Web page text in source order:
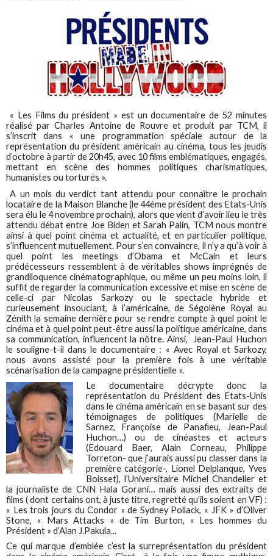
« Les Films du président » est un documentaire de 52 minutes
réalisé par Charles Antoine de Rouvre et produit par TCM, il
s’inscrit dans « une programmation spéciale autour de la
représentation du président américain au cinéma, tous les jeudis
d’octobre à partir de 20h45, avec 10 films emblématiques, engagés,
mettant en scène des hommes politiques charismatiques,
humanistes ou torturés ».
A un mois du verdict tant attendu pour connaître le prochain
locataire de la Maison Blanche (le 44ème président des Etats-Unis
sera élu le 4 novembre prochain), alors que vient d’avoir lieu le très
attendu débat entre Joe Biden et Sarah Palin, TCM nous montre
ainsi à quel point cinéma et actualité, et en particulier politique,
s’influencent mutuellement. Pour s’en convaincre, il n’y a qu’à voir à
quel point les meetings d’Obama et McCain et leurs
prédécesseurs ressemblent à de véritables shows imprégnés de
grandiloquence cinématographique, ou même un peu moins loin, il
suffit de regarder la communication excessive et mise en scène de
celle-ci par Nicolas Sarkozy ou le spectacle hybride et
curieusement insouciant, à l’américaine, de Ségolène Royal au
Zénith la semaine dernière pour se rendre compte à quel point le
cinéma et à quel point peut-être aussi la politique américaine, dans
sa communication, influencent la nôtre. Ainsi, Jean-Paul Huchon
le souligne-t-il dans le documentaire : « Avec Royal et Sarkozy,
nous avons assisté pour la première fois à une véritable
scénarisation de la campagne présidentielle ».
Le documentaire décrypte donc la
représentation du Président des Etats-Unis
dans le cinéma américain en se basant sur des
témoignages de politiques (Marielle de
Sarnez, Françoise de Panafieu, Jean-Paul
Huchon…) ou de cinéastes et acteurs
(Edouard Baer, Alain Corneau, Philippe
Torreton- que j’aurais aussi pu classer dans la
première catégorie-, Lionel Delplanque, Yves
Boisset), l’Universitaire Michel Chandelier et
la journaliste de CNN Hala Gorani… mais aussi des extraits de
films ( dont certains ont, à juste titre, regretté qu’ils soient en VF) :
« Les trois jours du Condor » de Sydney Pollack, « JFK » d’Oliver
Stone, « Mars Attacks » de Tim Burton, « Les hommes du
Président » d’Alan J.Pakula...
Ce qui marque d’emblée c’est la surreprésentation du président